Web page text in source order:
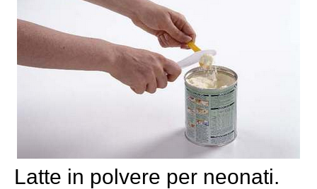
Latte in polvere per neonati.